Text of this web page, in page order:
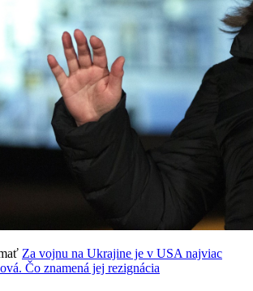
Za vojnu na Ukrajine je v USA najviac
Čo znamená jej rezignácia